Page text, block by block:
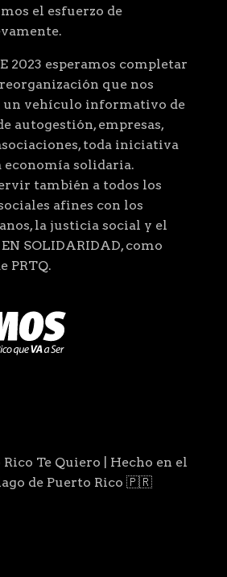
el esfuerzo de
2023 esperamos completar
que nos
un vehículo informativo de
autogestión, empresas,
toda iniciativa
economía solidaria.
también a todos los
afines con los
la justicia social y el
SOLIDARIDAD, como
PRTQ.
Te Quiero | Hecho en el
de Puerto Rico 🇵🇷